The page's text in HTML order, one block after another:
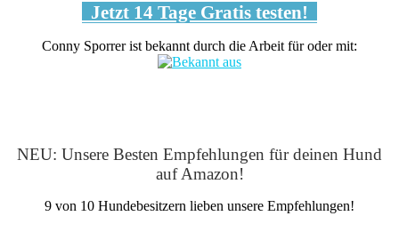
Jetzt 14 Tage Gratis testen!
Conny Sporrer ist bekannt durch die Arbeit für oder mit:
NEU: Unsere Besten Empfehlungen für deinen Hund
auf Amazon!
9 von 10 Hundebesitzern lieben unsere Empfehlungen!